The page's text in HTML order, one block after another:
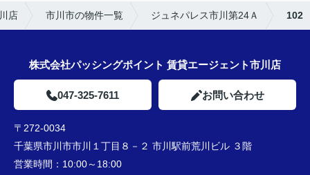
店 市川市の物件一覧 ジュネパレス市川第24Ａ 102
株式会社パッシングポイント 賃貸エージェント市川店
047-325-7611 お問い合わせ
〒272-0034
千葉県市川市市川１丁目８－２ 市川駅前荒川ビル ３階
営業時間： 10:00～18:00